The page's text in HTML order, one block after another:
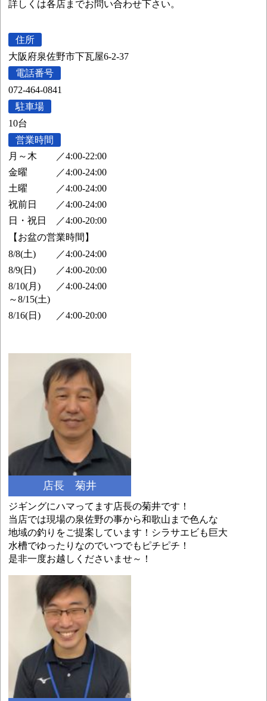
詳しくは各店までお問い合わせ下さい。
住所
大阪府泉佐野市下瓦屋6-2-37
電話番号
072-464-0841
駐車場
10台
営業時間
月～木
／4:00-22:00
金曜
／4:00-24:00
土曜
／4:00-24:00
祝前日
／4:00-24:00
日・祝日
／4:00-20:00
【お盆の営業時間】
8/8(土)
／4:00-24:00
8/9(日)
／4:00-20:00
8/10(月)
～8/15(土)
／4:00-24:00
8/16(日) ／4:00-20:00
店長 菊井
ジギングにハマってます店長の菊井です！
当店では現場の泉佐野の事から和歌山まで色んな
地域の釣りをご提案しています！シラサエビも巨大
水槽でゆったりなのでいつでもピチピチ！
是非一度お越しくださいませ～！